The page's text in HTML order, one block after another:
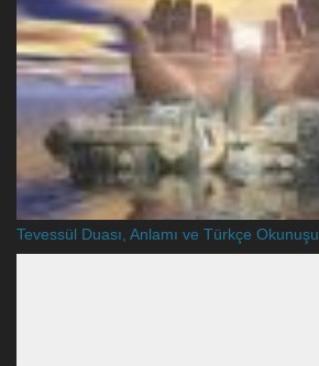
Tevessül Duası, Anlamı ve Türkçe Okunuşu